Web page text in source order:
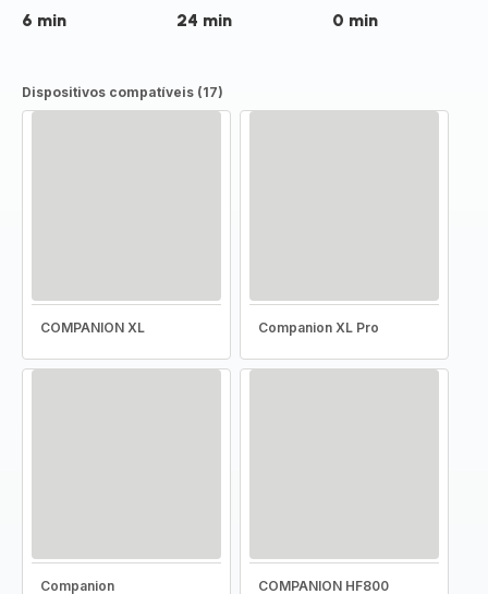
6 min 24 min 0 min
Dispositivos compatíveis (17)
COMPANION XL Companion XL Pro
Companion COMPANION HF800